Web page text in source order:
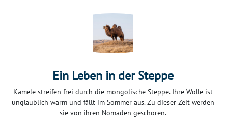
Ein Leben in der Steppe
Kamele streifen frei durch die mongolische Steppe. Ihre Wolle ist
unglaublich warm und fällt im Sommer aus. Zu dieser Zeit werden
sie von ihren Nomaden geschoren.